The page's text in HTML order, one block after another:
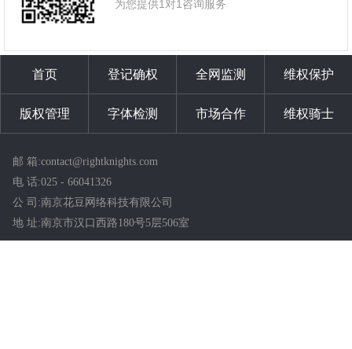
为您提供1对1咨询服务
首页 登记确权 全网监测 维权保护
版权管理 字体检测 市场合作 维权骑士
邮 箱:contact@rightknights.com
电 话:025 - 66041326
公 司:南京花豆网络科技有限公司
地 址:南京市汉口西路180号5层506室